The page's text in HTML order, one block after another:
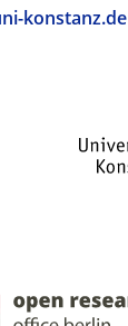
konstanz.de